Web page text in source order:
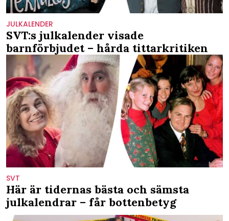
JULKALENDER
SVT:s julkalender visade
barnförbjudet – hårda tittarkritiken
SVT
Här är tidernas bästa och sämsta
julkalendrar – får bottenbetyg